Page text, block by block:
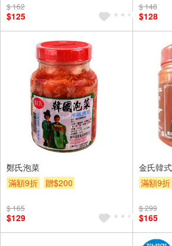
$ 162
$125
$ 148
$128
鄭氏泡菜
滿額9折
贈$200
$ 165
$129
金氏韓
滿額9折
$ 299
$165